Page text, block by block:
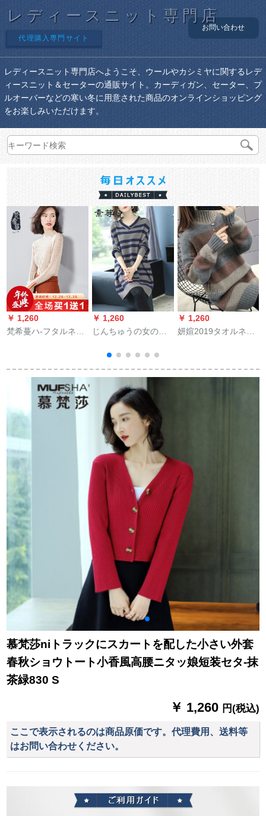
レディースニット専門店
代理購入専門サイト
お問い合わせ
レディースニット専門店へようこそ、ウールやカシミヤに関するレデ
ィースニット＆セーターの通販サイト。カーディガン、セーター、プ
ルオーバーなどの寒い冬に用意された商品のオンラインショッピング
をお楽しみいただけます。
￥ 1,260
梵希蔓ハ-フタルネク
身ニコトニー99292
カーキ色M
￥ 1,260
じんちゅうの女の子
新着の大さくせをし
ています。
￥ 1,260
妍媗2019タオルネッ
チェックのストレー
慕梵莎niトラックにスカートを配した小さい外套
春秋ショウトート小香風高腰ニタッ娘短装セタ-抹
茶緑830 S
￥ 1,260 円(税込)
ここで表示されるのは商品原価です。代理費用、送料等
はお問い合わせください。